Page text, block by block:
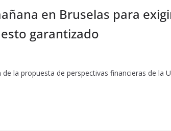
en Bruselas para
garantizado
la propuesta de perspectivas financieras de la